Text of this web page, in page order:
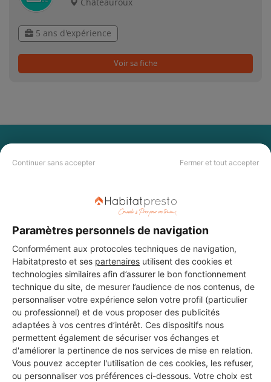
Continuer sans accepter Fermer et tout accepter
Paramètres personnels de navigation
Conformément aux protocoles techniques de navigation,
Habitatpresto et ses partenaires utilisent des cookies et
technologies similaires afin d’assurer le bon fonctionnement
technique du site, de mesurer l’audience de nos contenus, de
personnaliser votre expérience selon votre profil (particulier
ou professionnel) et de vous proposer des publicités
adaptées à vos centres d’intérêt. Ces dispositifs nous
permettent également de sécuriser vos échanges et
d'améliorer la pertinence de nos services de mise en relation.
Vous pouvez accepter l'utilisation de ces cookies, les refuser,
ou personnaliser vos préférences ci-dessous. Votre choix est
Châteauroux
5 ans d'expérience
Voir sa fiche
PAS LE TEMPS DE
CHERCHER ?
Vous souhaitez réaliser des travaux et ne savez quel professionnel
choisir ? Demandez des devis travauxauprès de notre réseau de 5 000
professionnels partout en France.
DEMANDER UN DEVIS